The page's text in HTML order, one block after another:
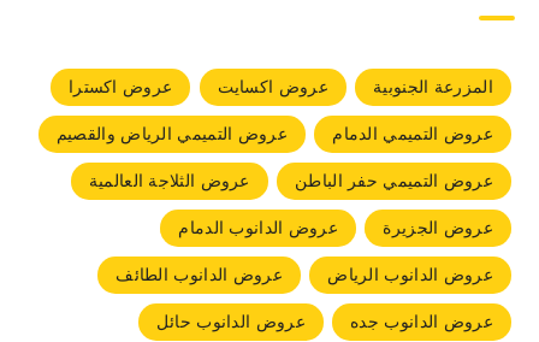
المزرعة الجنوبية عروض اكسايت
عروض اكسترا
عروض التميمي الدمام
عروض التميمي الرياض والقصيم
عروض التميمي حفر الباطن
عروض الثلاجة العالمية
عروض الجزيرة
عروض الدانوب الدمام
عروض الدانوب الرياض
عروض الدانوب الطائف
عروض الدانوب جده
عروض الدانوب حائل